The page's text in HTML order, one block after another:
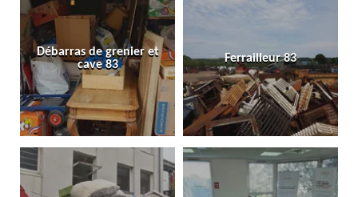
Débarras de grenier et
cave 83
Ferrailleur 83